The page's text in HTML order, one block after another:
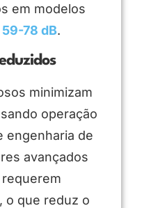
em modelos
59-78 dB.
minimizam
operação
engenharia de
avançados
o que reduz o